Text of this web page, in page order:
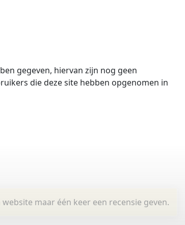
gegeven, hiervan zijn nog geen
die deze site hebben opgenomen in
website maar één keer een recensie geven.